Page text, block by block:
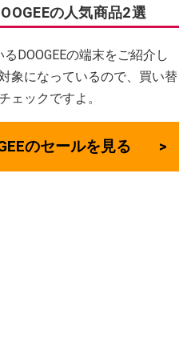
の人気商品2選
DOOGEEの端末をご紹介し
象になっているので、買い替
ェックですよ。
のセールを見る